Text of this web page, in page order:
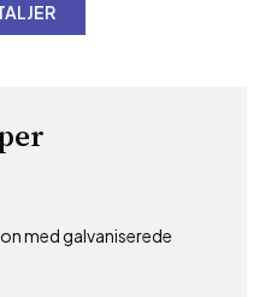
med galvaniserede